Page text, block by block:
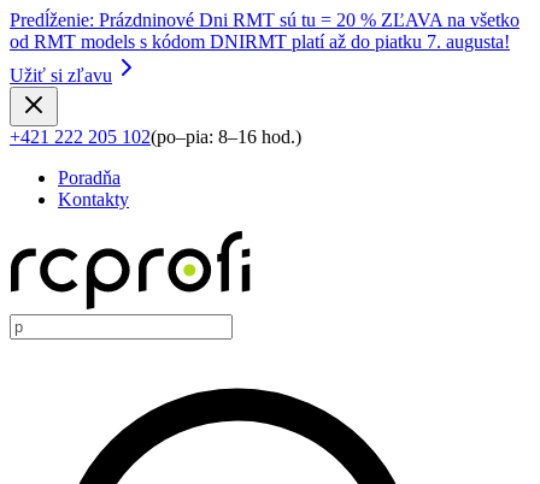
Predĺženie: Prázdninové Dni RMT sú tu = 20 % ZĽAVA na všetko
od RMT models s kódom DNIRMT platí až do piatku 7. augusta!
Užiť si zľavu
+421 222 205 102(po–pia: 8–16 hod.)
Poradňa
Kontakty